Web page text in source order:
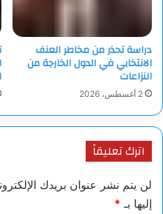
وذكر هوبكينز أن الطاقم يتلقى
تلقي دعم متابعة من القوات
ساهمت في مهمة الإنقاذ.
المصدر: “وول ستريت جورنال”
دراسة تحذر من مخاطر العنف
الانتخابي في الدول الخارجة من
النزاعات
2 أغسطس، 2026
اترك تعليقاً
لن يتم نشر عنوان بريدك
إليها بـ *